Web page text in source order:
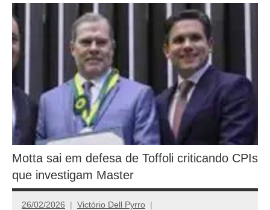
Motta sai em defesa de Toffoli criticando CPIs
que investigam Master
26/02/2026 Victório Dell Pyrro